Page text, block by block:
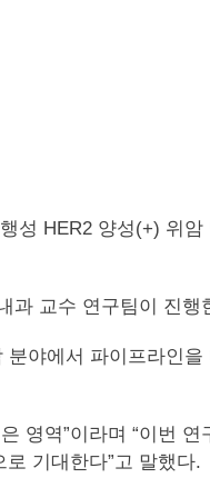
성 HER2 양성(+) 위
과 교수 연구팀이 진행
야에서 파이프라인
영역”이라며 “이번 연
기대한다”고 말했다.